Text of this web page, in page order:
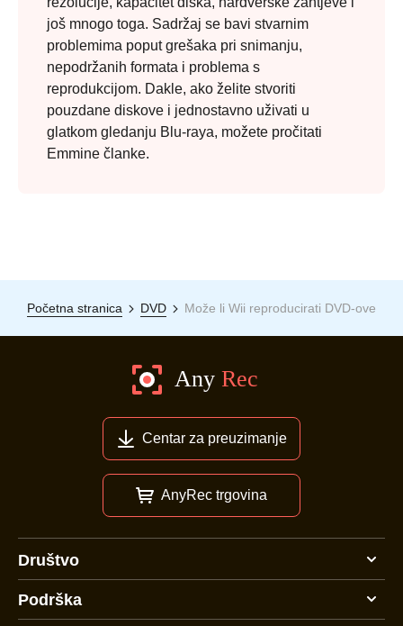
još mnogo toga. Sadržaj se bavi stvarnim
problemima poput grešaka pri snimanju,
nepodržanih formata i problema s
reprodukcijom. Dakle, ako želite stvoriti
pouzdane diskove i jednostavno uživati u
glatkom gledanju Blu-raya, možete pročitati
Emmine članke.
Početna stranica DVD Može li Wii reproducirati DVD-ove
Centar za preuzimanje
AnyRec trgovina
Društvo
Podrška